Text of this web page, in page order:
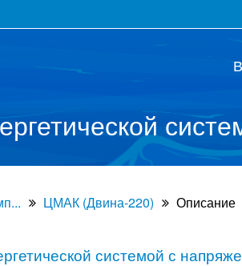
ЦМАК (Двина-220) Описание
системой с